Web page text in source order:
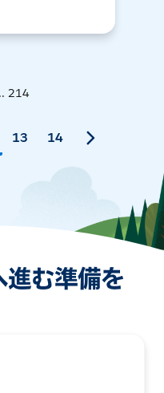
214
13 14
む準備を